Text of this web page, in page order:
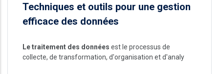
Techniques et outils pour une gestion
efficace des données
Le traitement des données est le processus de
collecte, de transformation, d'organisation et d'analy